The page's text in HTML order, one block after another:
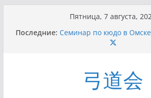
содержимому
Пятница, 7 августа,
Последние: Сейдокан II (27.06.2021)
Семинар по кюдо в Омске
/Сейдокан III (01.08.2021)
II Кубок Посла Японии в
弓道会